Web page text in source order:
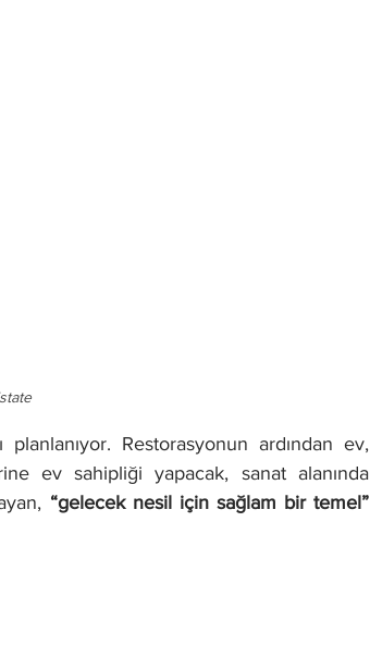
planlanıyor. Restorasyonun ardından ev,
ev sahipliği yapacak, sanat alanında
“gelecek nesil için sağlam bir temel”